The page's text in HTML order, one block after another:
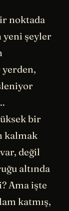
noktada
yeni şeyler
bir
kalmak
değil
altında
Ama işte
katmış,